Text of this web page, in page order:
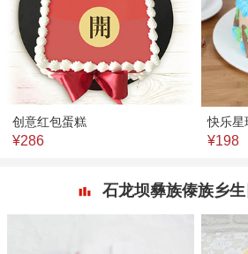
创意红包蛋糕
¥286
快乐星
¥198
石龙坝彝族傣族乡